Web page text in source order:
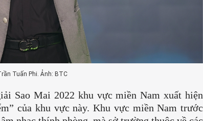
Tuấn Phi. Ảnh: BTC
Sao Mai 2022 khu vực miền Nam xuất hiện
của khu vực này. Khu vực miền Nam trước